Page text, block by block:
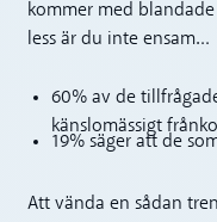
kommer med
less är du inte ensam…
60% av de
känslomässigt
19% säger att de
Att vända en sådan